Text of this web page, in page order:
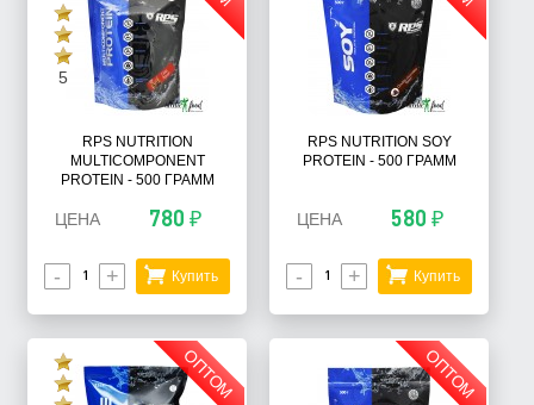
5
RPS NUTRITION
MULTICOMPONENT
PROTEIN - 500 ГРАММ
ЦЕНА 780 ₽
- + Купить
RPS NUTRITION SOY
PROTEIN - 500 ГРАММ
ЦЕНА 580 ₽
- + Купить
ОПТОМ ОПТОМ